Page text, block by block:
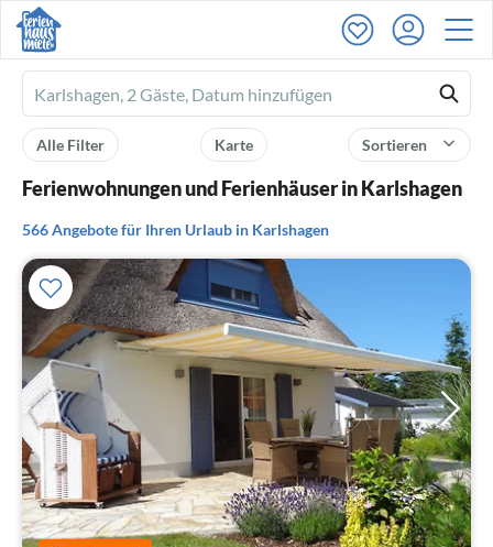
Ferienhausmiete
logo
Sortieren
Karte
Alle Filter
Ferienwohnungen und Ferienhäuser in Karlshagen
566 Angebote für Ihren Urlaub in Karlshagen